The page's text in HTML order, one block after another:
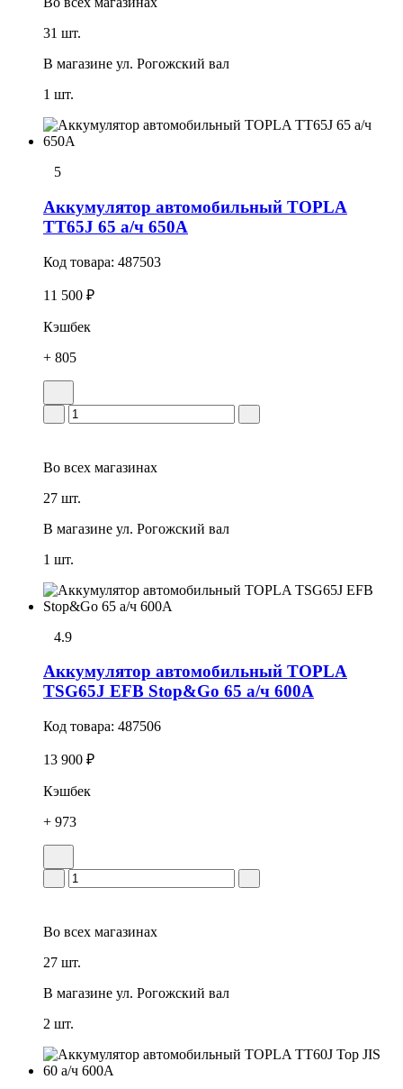
31 шт.
В магазине ул. Рогожский вал
1 шт.
5
Аккумулятор автомобильный TOPLA
TT65J 65 а/ч 650А
Код товара: 487503
11 500 ₽
Кэшбек
+ 805
Во всех магазинах
27 шт.
В магазине ул. Рогожский вал
1 шт.
4.9
Аккумулятор автомобильный TOPLA
TSG65J EFB Stop&Go 65 а/ч 600А
Код товара: 487506
13 900 ₽
Кэшбек
+ 973
Во всех магазинах
27 шт.
В магазине ул. Рогожский вал
2 шт.